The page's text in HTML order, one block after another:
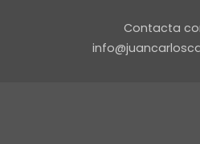
Contacta